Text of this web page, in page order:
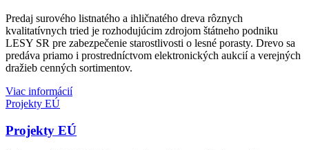
Predaj surového listnatého a ihličnatého dreva rôznych
kvalitatívnych tried je rozhodujúcim zdrojom štátneho podniku
LESY SR pre zabezpečenie starostlivosti o lesné porasty. Drevo sa
predáva priamo i prostredníctvom elektronických aukcií a verejných
dražieb cenných sortimentov.
Viac informácií
Projekty EÚ
Projekty EÚ